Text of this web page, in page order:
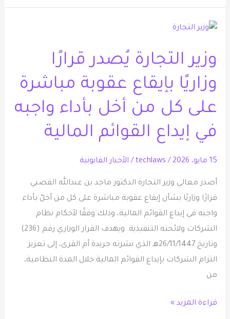
وزير التجارة يُصدر قرارًا
وزاريًا بإيقاع عقوبة مباشرة
على كل من أخل بأداء واجبه
في إيداع القوائم المالية
15 مايو، 2026 /
techlaws
/ الأخبار القانونية
أصدر معالي وزير التجارة الدكتور ماجد بن عبدالله القصبي
قرارًا وزاريًا بشأن إيقاع عقوبة مباشرة على كل من أخلّ بأداء
واجبه في إيداع القوائم المالية، وذلك وفقًا لأحكام نظام
الشركات ولائحته التنفيذية. ويهدف القرار الوزاري رقم (236)
وتاريخ 26/11/1447هـ الذي نشرته جريدة أم القرى، إلى تعزيز
التزام الشركات بإيداع القوائم المالية خلال المدة النظامية،
من
وزير
يُصدر
قرارًا
وزاريًا
بإيقاع
مباشرة
من
أخل
بأداء
واجبه
في
إيداع
القوائم
قراءة المزيد »